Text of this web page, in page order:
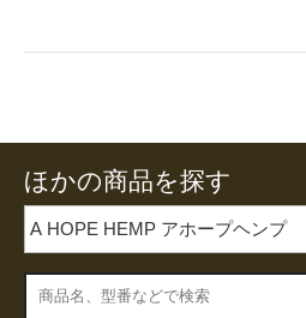
ほかの商品を探す